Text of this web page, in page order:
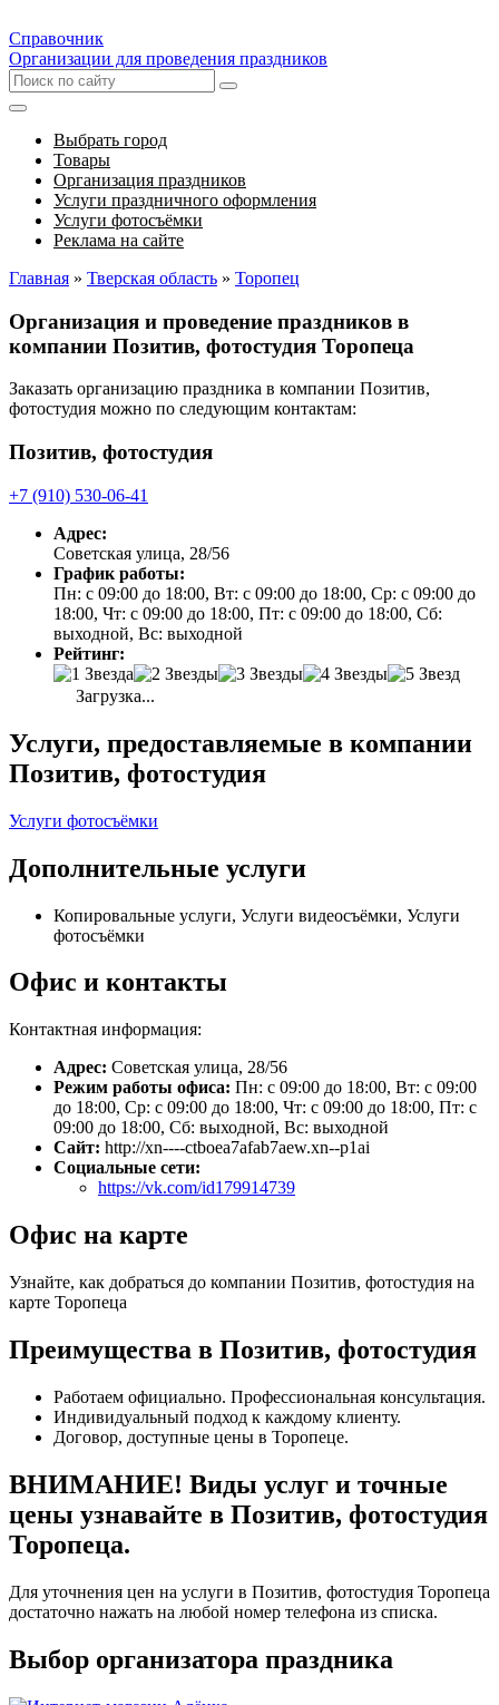
Справочник
Организации для проведения праздников
Выбрать город
Товары
Организация праздников
Услуги праздничного оформления
Услуги фотосъёмки
Реклама на сайте
Главная » Тверская область » Торопец
Организация и проведение праздников в
компании Позитив, фотостудия Торопеца
Заказать организацию праздника в компании Позитив,
фотостудия можно по следующим контактам:
Позитив, фотостудия
+7 (910) 530-06-41
Адрес:
Советская улица, 28/56
График работы:
Пн: с 09:00 до 18:00, Вт: с 09:00 до 18:00, Ср: с 09:00 до
18:00, Чт: с 09:00 до 18:00, Пт: с 09:00 до 18:00, Сб:
выходной, Вс: выходной
Рейтинг:
Загрузка...
Услуги, предоставляемые в компании
Позитив, фотостудия
Услуги фотосъёмки
Дополнительные услуги
Копировальные услуги, Услуги видеосъёмки, Услуги
фотосъёмки
Офис и контакты
Контактная информация:
Адрес: Советская улица, 28/56
Режим работы офиса: Пн: с 09:00 до 18:00, Вт: с 09:00
до 18:00, Ср: с 09:00 до 18:00, Чт: с 09:00 до 18:00, Пт: с
09:00 до 18:00, Сб: выходной, Вс: выходной
Сайт: http://xn----ctboea7afab7aew.xn--p1ai
Социальные сети:
https://vk.com/id179914739
Офис на карте
Узнайте, как добраться до компании Позитив, фотостудия на
карте Торопеца
Преимущества в Позитив, фотостудия
Работаем официально. Профессиональная консультация.
Индивидуальный подход к каждому клиенту.
Договор, доступные цены в Торопеце.
ВНИМАНИЕ! Виды услуг и точные
цены узнавайте в Позитив, фотостудия
Торопеца.
Для уточнения цен на услуги в Позитив, фотостудия Торопеца
достаточно нажать на любой номер телефона из списка.
Выбор организатора праздника